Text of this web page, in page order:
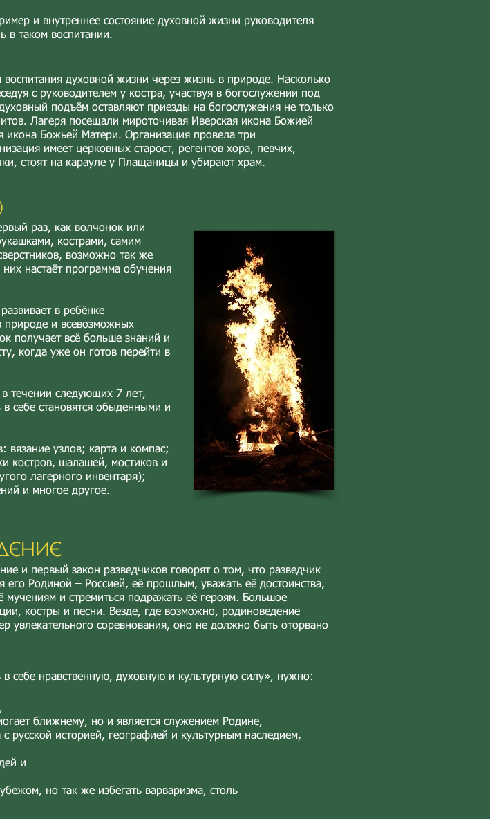
и внутреннее состояние духовной жизни руководителя
в таком воспитании.
духовной жизни через жизнь в природе. Насколько
с руководителем у костра, участвуя в богослужении под
подъём оставляют приезды на богослужения не только
Лагеря посещали мироточивая Иверская икона Божией
икона Божьей Матери. Организация провела три
имеет церковных старост, регентов хора, певчих,
стоят на карауле у Плащаницы и убирают храм.​
раз, как волчонок или
кострами, самим
возможно так же
настаёт программа обучения
в ребёнке
природе и всевозможных
получает всё больше знаний и
когда уже он готов перейти в
течении следующих 7 лет,
себе становятся обыденными и
вязание узлов; карта и компас;
костров, шалашей, мостиков и
лагерного инвентаря);
и многое другое.​
и первый закон разведчиков говорят о том, что разведчик
его Родиной – Россией, её прошлым, уважать её достоинства,
мучениям и стремиться подражать её героям. Большое
костры и песни. Везде, где возможно, родиноведение
увлекательного соревнования, оно не должно быть оторвано
себе нравственную, духовную и культурную силу», нужно:
ближнему, но и является служением Родине,
русской историей, географией и культурным наследием,
и
но так же избегать варваризма, столь